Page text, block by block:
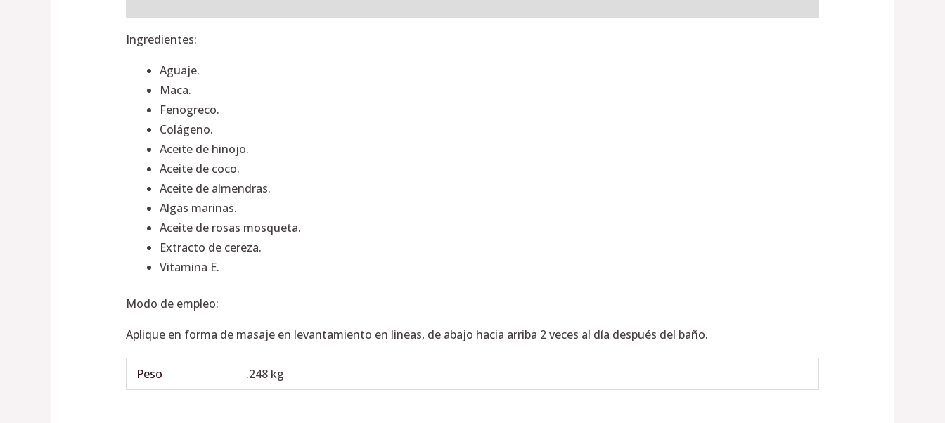
Ingredientes:
Aguaje.
Maca.
Fenogreco.
Colágeno.
Aceite de hinojo.
Aceite de coco.
Aceite de almendras.
Algas marinas.
Aceite de rosas mosqueta.
Extracto de cereza.
Vitamina E.
Modo de empleo:
Aplique en forma de masaje en levantamiento en lineas, de abajo hacia arriba 2 veces al día después del baño.
Peso .248 kg